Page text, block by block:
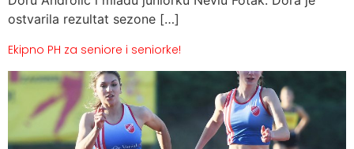
ostvarila rezultat sezone […]
Ekipno PH za seniore i seniorke!